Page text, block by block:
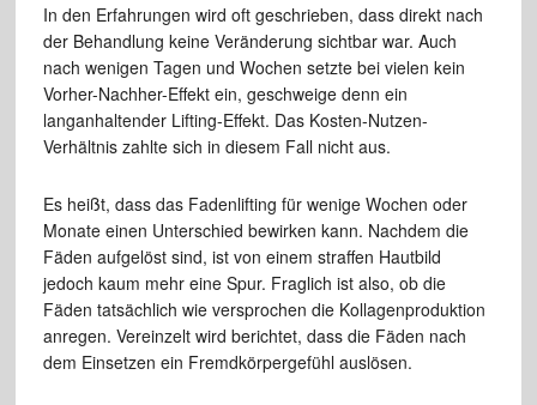
In den Erfahrungen wird oft geschrieben, dass direkt nach
der Behandlung keine Veränderung sichtbar war. Auch
nach wenigen Tagen und Wochen setzte bei vielen kein
Vorher-Nachher-Effekt ein, geschweige denn ein
langanhaltender Lifting-Effekt. Das Kosten-Nutzen-
Verhältnis zahlte sich in diesem Fall nicht aus.
Es heißt, dass das Fadenlifting für wenige Wochen oder
Monate einen Unterschied bewirken kann. Nachdem die
Fäden aufgelöst sind, ist von einem straffen Hautbild
jedoch kaum mehr eine Spur. Fraglich ist also, ob die
Fäden tatsächlich wie versprochen die Kollagenproduktion
anregen. Vereinzelt wird berichtet, dass die Fäden nach
dem Einsetzen ein Fremdkörpergefühl auslösen.